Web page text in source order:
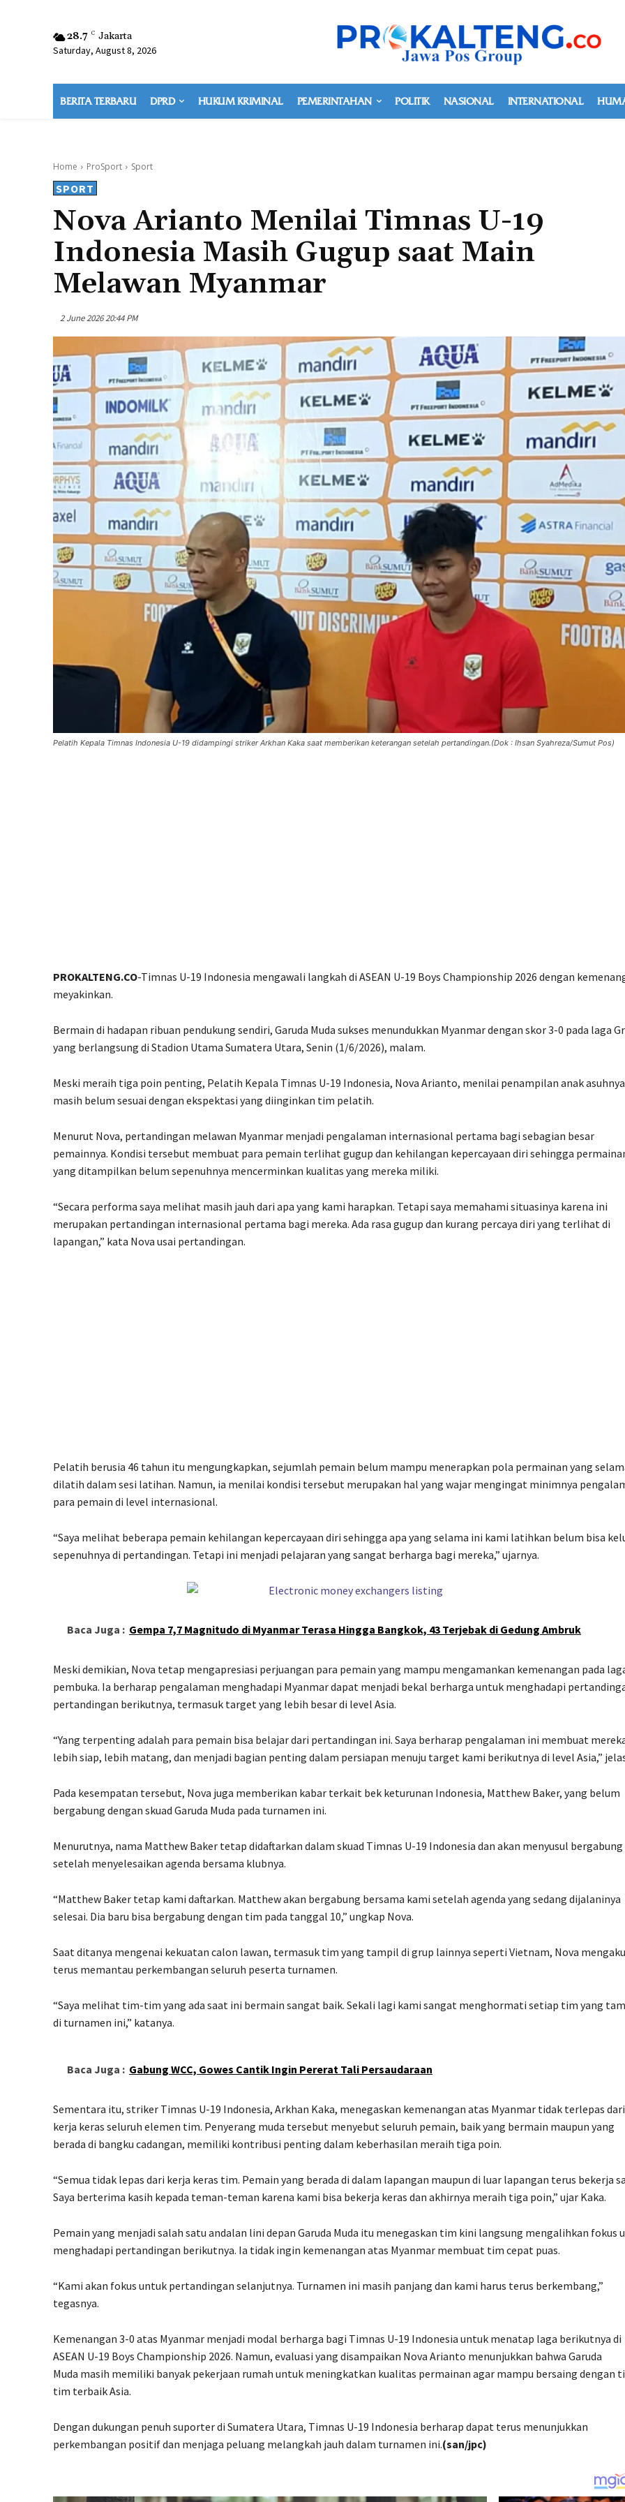
28.7 C Jakarta
Saturday, August 8, 2026
BERITA TERBARU DPRD HUKUM KRIMINAL PEMERINTAHAN POLITIK NASIONAL INTERNATIONAL
Home ProSport Sport
SPORT
Nova Arianto Menilai Timnas U-19
Indonesia Masih Gugup saat Main
Melawan Myanmar
2 June 2026 20:44 PM
Pelatih Kepala Timnas Indonesia U-19 didampingi striker Arkhan Kaka saat memberikan keterangan setelah pertandingan.(Dok : Ihsan Syahreza/Sumut Pos)
PROKALTENG.CO-Timnas U-19 Indonesia mengawali langkah di ASEAN U-19 Boys Championship 2026 dengan
meyakinkan.
Bermain di hadapan ribuan pendukung sendiri, Garuda Muda sukses menundukkan Myanmar dengan skor 3-0 pada laga
yang berlangsung di Stadion Utama Sumatera Utara, Senin (1/6/2026), malam.
Meski meraih tiga poin penting, Pelatih Kepala Timnas U-19 Indonesia, Nova Arianto, menilai penampilan anak asuhnya
masih belum sesuai dengan ekspektasi yang diinginkan tim pelatih.
Menurut Nova, pertandingan melawan Myanmar menjadi pengalaman internasional pertama bagi sebagian besar
pemainnya. Kondisi tersebut membuat para pemain terlihat gugup dan kehilangan kepercayaan diri sehingga
yang ditampilkan belum sepenuhnya mencerminkan kualitas yang mereka miliki.
“Secara performa saya melihat masih jauh dari apa yang kami harapkan. Tetapi saya memahami situasinya karena ini
merupakan pertandingan internasional pertama bagi mereka. Ada rasa gugup dan kurang percaya diri yang terlihat di
lapangan,” kata Nova usai pertandingan.
Pelatih berusia 46 tahun itu mengungkapkan, sejumlah pemain belum mampu menerapkan pola permainan yang
dilatih dalam sesi latihan. Namun, ia menilai kondisi tersebut merupakan hal yang wajar mengingat minimnya
para pemain di level internasional.
“Saya melihat beberapa pemain kehilangan kepercayaan diri sehingga apa yang selama ini kami latihkan belum bisa
sepenuhnya di pertandingan. Tetapi ini menjadi pelajaran yang sangat berharga bagi mereka,” ujarnya.
Baca Juga : Gempa 7,7 Magnitudo di Myanmar Terasa Hingga Bangkok, 43 Terjebak di Gedung Ambruk
Meski demikian, Nova tetap mengapresiasi perjuangan para pemain yang mampu mengamankan kemenangan pada
pembuka. Ia berharap pengalaman menghadapi Myanmar dapat menjadi bekal berharga untuk menghadapi
pertandingan berikutnya, termasuk target yang lebih besar di level Asia.
“Yang terpenting adalah para pemain bisa belajar dari pertandingan ini. Saya berharap pengalaman ini membuat
lebih siap, lebih matang, dan menjadi bagian penting dalam persiapan menuju target kami berikutnya di level Asia,”
Pada kesempatan tersebut, Nova juga memberikan kabar terkait bek keturunan Indonesia, Matthew Baker, yang belum
bergabung dengan skuad Garuda Muda pada turnamen ini.
Menurutnya, nama Matthew Baker tetap didaftarkan dalam skuad Timnas U-19 Indonesia dan akan menyusul bergabung
setelah menyelesaikan agenda bersama klubnya.
“Matthew Baker tetap kami daftarkan. Matthew akan bergabung bersama kami setelah agenda yang sedang dijalaninya
selesai. Dia baru bisa bergabung dengan tim pada tanggal 10,” ungkap Nova.
Saat ditanya mengenai kekuatan calon lawan, termasuk tim yang tampil di grup lainnya seperti Vietnam, Nova mengaku
terus memantau perkembangan seluruh peserta turnamen.
“Saya melihat tim-tim yang ada saat ini bermain sangat baik. Sekali lagi kami sangat menghormati setiap tim yang
di turnamen ini,” katanya.
Baca Juga : Gabung WCC, Gowes Cantik Ingin Pererat Tali Persaudaraan
Sementara itu, striker Timnas U-19 Indonesia, Arkhan Kaka, menegaskan kemenangan atas Myanmar tidak terlepas dari
kerja keras seluruh elemen tim. Penyerang muda tersebut menyebut seluruh pemain, baik yang bermain maupun yang
berada di bangku cadangan, memiliki kontribusi penting dalam keberhasilan meraih tiga poin.
“Semua tidak lepas dari kerja keras tim. Pemain yang berada di dalam lapangan maupun di luar lapangan terus bekerja
Saya berterima kasih kepada teman-teman karena kami bisa bekerja keras dan akhirnya meraih tiga poin,” ujar Kaka.
Pemain yang menjadi salah satu andalan lini depan Garuda Muda itu menegaskan tim kini langsung mengalihkan fokus
menghadapi pertandingan berikutnya. Ia tidak ingin kemenangan atas Myanmar membuat tim cepat puas.
“Kami akan fokus untuk pertandingan selanjutnya. Turnamen ini masih panjang dan kami harus terus berkembang,”
tegasnya.
Kemenangan 3-0 atas Myanmar menjadi modal berharga bagi Timnas U-19 Indonesia untuk menatap laga berikutnya di
ASEAN U-19 Boys Championship 2026. Namun, evaluasi yang disampaikan Nova Arianto menunjukkan bahwa Garuda
Muda masih memiliki banyak pekerjaan rumah untuk meningkatkan kualitas permainan agar mampu bersaing dengan
tim terbaik Asia.
Dengan dukungan penuh suporter di Sumatera Utara, Timnas U-19 Indonesia berharap dapat terus menunjukkan
perkembangan positif dan menjaga peluang melangkah jauh dalam turnamen ini.(san/jpc)